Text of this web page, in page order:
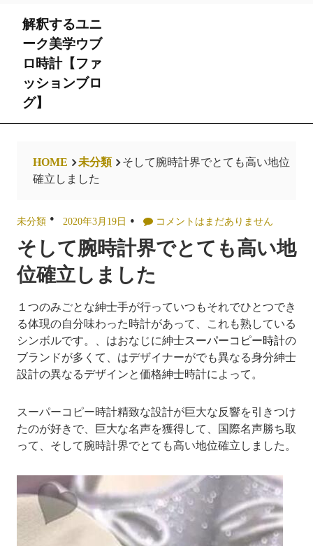
content
解釈するユニ
ーク美学ウブ
ロ時計【ファ
ッションブロ
グ】
HOME 未分類
そして腕時計界でとても高い地位
確立しました
未分類 2020年3月19日 コメントはまだありません
そして腕時計界でとても高い地
位確立しました
１つのみごとな紳士手が行っていつもそれでひとつでき
る体現の自分味わった時計があって、これも熟している
シンボルです。、はおなじに紳士スーパーコピー時計の
ブランドが多くて、はデザイナーがでも異なる身分紳士
設計の異なるデザインと価格紳士時計によって。
スーパーコピー時計精致な設計が巨大な反響を引きつけ
たのが好きで、巨大な名声を獲得して、国際名声勝ち取
って、そして腕時計界でとても高い地位確立しました。